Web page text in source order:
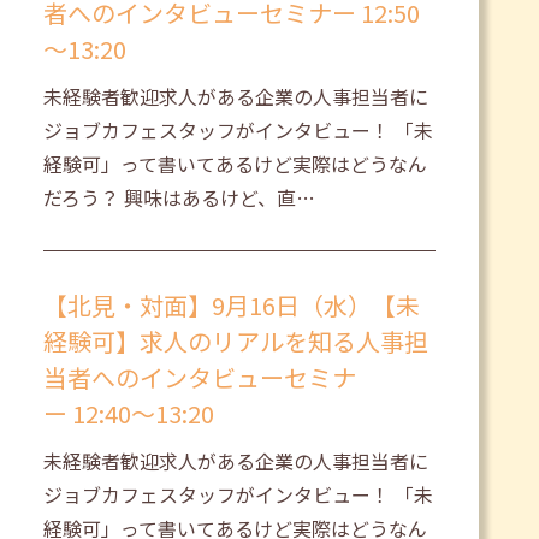
者へのインタビューセミナー 12:50
～13:20
未経験者歓迎求人がある企業の人事担当者に
ジョブカフェスタッフがインタビュー！ 「未
経験可」って書いてあるけど実際はどうなん
だろう？ 興味はあるけど、直…
【北見・対面】9月16日（水）【未
経験可】求人のリアルを知る人事担
当者へのインタビューセミナ
ー 12:40～13:20
未経験者歓迎求人がある企業の人事担当者に
ジョブカフェスタッフがインタビュー！ 「未
経験可」って書いてあるけど実際はどうなん